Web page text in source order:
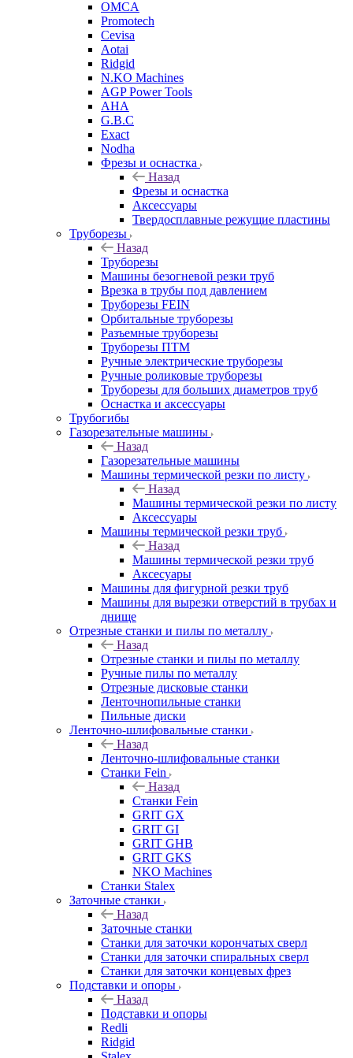
OMCA
Promotech
Cevisa
Aotai
Ridgid
N.KO Machines
AGP Power Tools
AHA
G.B.C
Exact
Nodha
Фрезы и оснастка
Назад
Фрезы и оснастка
Аксессуары
Твердосплавные режущие пластины
Труборезы
Назад
Труборезы
Машины безогневой резки труб
Врезка в трубы под давлением
Труборезы FEIN
Орбитальные труборезы
Разъемные труборезы
Труборезы ПТМ
Ручные электрические труборезы
Ручные роликовые труборезы
Труборезы для больших диаметров труб
Оснастка и аксессуары
Трубогибы
Газорезательные машины
Назад
Газорезательные машины
Машины термической резки по листу
Назад
Машины термической резки по листу
Аксессуары
Машины термической резки труб
Назад
Машины термической резки труб
Аксесуары
Машины для фигурной резки труб
Машины для вырезки отверстий в трубах и
днище
Отрезные станки и пилы по металлу
Назад
Отрезные станки и пилы по металлу
Ручные пилы по металлу
Отрезные дисковые станки
Ленточнопильные станки
Пильные диски
Ленточно-шлифовальные станки
Назад
Ленточно-шлифовальные станки
Станки Fein
Назад
Станки Fein
GRIT GX
GRIT GI
GRIT GHB
GRIT GKS
NKO Machines
Станки Stalex
Заточные станки
Назад
Заточные станки
Станки для заточки корончатых сверл
Станки для заточки спиральных сверл
Станки для заточки концевых фрез
Подставки и опоры
Назад
Подставки и опоры
Redli
Ridgid